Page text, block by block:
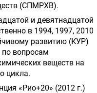
(СПМРХВ).
и девятнадцатой
в 1994, 1997, 2010
развитию (КУР)
по вопросам
веществ на
цикла.
«Рио+20» (2012 г.)